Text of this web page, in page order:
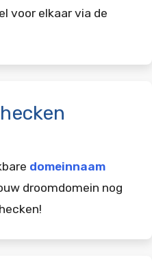
voor elkaar via de
domeinnaam
droomdomein nog